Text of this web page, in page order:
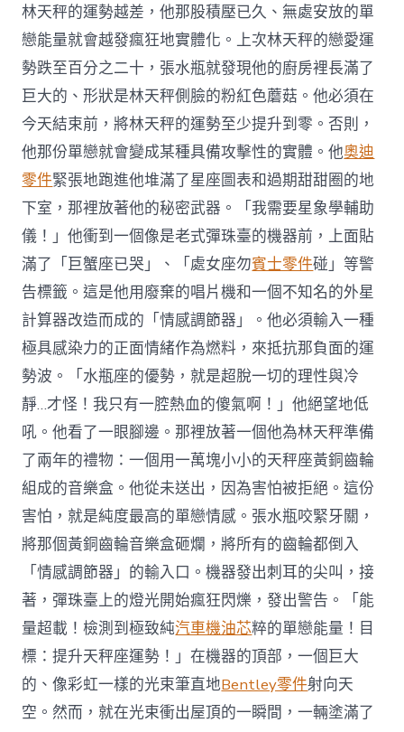
林天秤的運勢越差，他那股積壓已久、無處安放的單
戀能量就會越發瘋狂地實體化。上次林天秤的戀愛運
勢跌至百分之二十，張水瓶就發現他的廚房裡長滿了
巨大的、形狀是林天秤側臉的粉紅色蘑菇。他必須在
今天結束前，將林天秤的運勢至少提升到零。否則，
他那份單戀就會變成某種具備攻擊性的實體。他奧迪
零件緊張地跑進他堆滿了星座圖表和過期甜甜圈的地
下室，那裡放著他的秘密武器。「我需要星象學輔助
儀！」他衝到一個像是老式彈珠臺的機器前，上面貼
滿了「巨蟹座已哭」、「處女座勿賓士零件碰」等警
告標籤。這是他用廢棄的唱片機和一個不知名的外星
計算器改造而成的「情感調節器」。他必須輸入一種
極具感染力的正面情緒作為燃料，來抵抗那負面的運
勢波。「水瓶座的優勢，就是超脫一切的理性與冷
靜…才怪！我只有一腔熱血的傻氣啊！」他絕望地低
吼。他看了一眼腳邊。那裡放著一個他為林天秤準備
了兩年的禮物：一個用一萬塊小小的天秤座黃銅齒輪
組成的音樂盒。他從未送出，因為害怕被拒絕。這份
害怕，就是純度最高的單戀情感。張水瓶咬緊牙關，
將那個黃銅齒輪音樂盒砸爛，將所有的齒輪都倒入
「情感調節器」的輸入口。機器發出刺耳的尖叫，接
著，彈珠臺上的燈光開始瘋狂閃爍，發出警告。「能
量超載！檢測到極致純汽車機油芯粹的單戀能量！目
標：提升天秤座運勢！」在機器的頂部，一個巨大
的、像彩虹一樣的光束筆直地Bentley零件射向天
空。然而，就在光束衝出屋頂的一瞬間，一輛塗滿了